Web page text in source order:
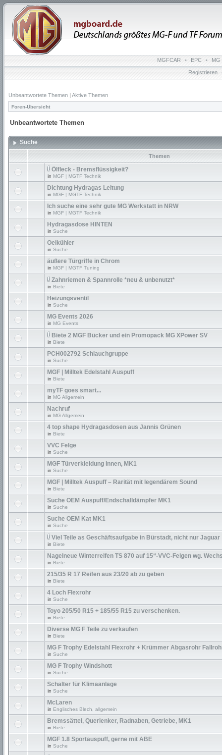
MGFCAR • EPC • MG
Registrieren
Unbeantwortete Themen | Aktive Themen
Foren-Übersicht
Unbeantwortete Themen
Suche
Themen
Ölfleck - Bremsflüssigkeit?
in MGF | MGTF Technik
Dichtung Hydragas Leitung
in MGF | MGTF Technik
Ich suche eine sehr gute MG Werkstatt in NRW
in MGF | MGTF Technik
Hydragasdose HINTEN
in Suche
Oelkühler
in Suche
äußere Türgriffe in Chrom
in MGF | MGTF Tuning
Zahnriemen & Spannrolle *neu & unbenutzt*
in Biete
Heizungsventil
in Suche
MG Events 2026
in MG Events
Biete 2 MGF Bücker und ein Promopack MG XPower SV
in Biete
PCH002792 Schlauchgruppe
in Suche
MGF | Milltek Edelstahl Auspuff
in Biete
myTF goes smart...
in MG Allgemein
Nachruf
in MG Allgemein
4 top shape Hydragasdosen aus Jannis Grünen
in Biete
VVC Felge
in Suche
MGF Türverkleidung innen, MK1
in Suche
MGF | Milltek Auspuff – Rarität mit legendärem Sound
in Biete
Suche OEM Auspuff/Endschalldämpfer MK1
in Suche
Suche OEM Kat MK1
in Suche
Viel Teile as Geschäftsaufgabe in Bürstadt, nicht nur Jaguar
in Biete
Nagelneue Winterreifen TS 870 auf 15“-VVC-Felgen wg.
in Biete
215/35 R 17 Reifen aus 23/20 ab zu geben
in Biete
4 Loch Flexrohr
in Suche
Toyo 205/50 R15 + 185/55 R15 zu verschenken.
in Biete
Diverse MG F Teile zu verkaufen
in Biete
MG F Trophy Edelstahl Flexrohr + Krümmer Abgasrohr
in Suche
MG F Trophy Windshott
in Suche
Schalter für Klimaanlage
in Suche
McLaren
in Englisches Blech, allgemein
Bremssättel, Querlenker, Radnaben, Getriebe, MK1
in Biete
MGF 1.8 Sportauspuff, gerne mit ABE
in Suche